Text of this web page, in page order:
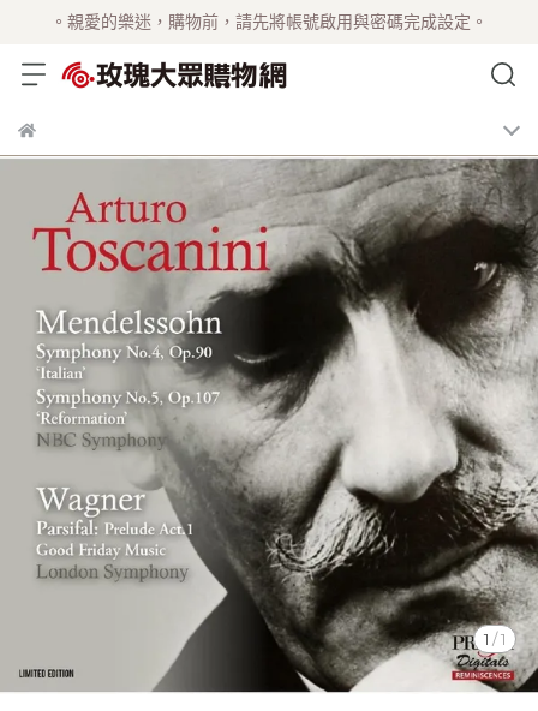
。親愛的樂迷，購物前，請先將帳號啟用與密碼完成設定。
1 /1